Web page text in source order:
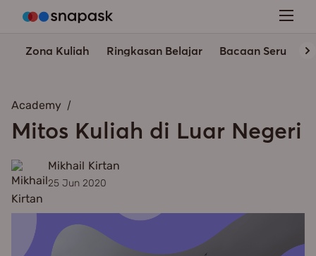
Zona Kuliah Ringkasan Belajar Bacaan Seru
Academy
Mitos Kuliah di Luar Negeri
Mikhail Kirtan
25 Jun 2020